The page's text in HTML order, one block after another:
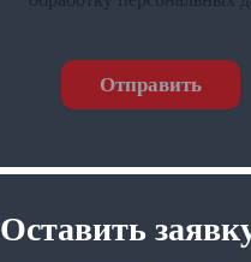
Отправить
Оставить